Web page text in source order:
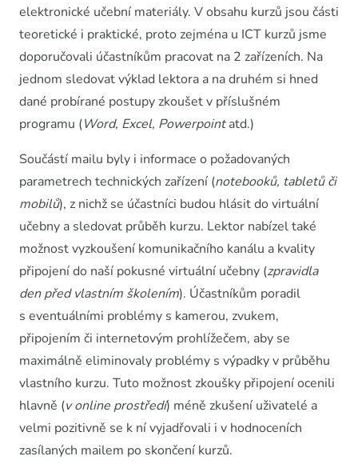
elektronické učební materiály. V obsahu kurzů jsou části
teoretické i praktické, proto zejména u ICT kurzů jsme
doporučovali účastníkům pracovat na 2 zařízeních. Na
jednom sledovat výklad lektora a na druhém si hned
dané probírané postupy zkoušet v příslušném
programu (Word, Excel, Powerpointatd.)
Součástí mailu byly i informace o požadovaných
parametrech technických zařízení (notebooků, tabletů či
mobilů), z nichž se účastníci budou hlásit do virtuální
učebny a sledovat průběh kurzu. Lektor nabízel také
možnost vyzkoušení komunikačního kanálu a kvality
připojení do naší pokusné virtuální učebny (zpravidla
den před vlastním školením). Účastníkům poradil
s eventuálními problémy s kamerou, zvukem,
připojením či internetovým prohlížečem, aby se
maximálně eliminovaly problémy s výpadky v průběhu
vlastního kurzu. Tuto možnost zkoušky připojení ocenili
hlavně (v online prostředí) méně zkušení uživatelé a
velmi pozitivně se k ní vyjadřovali i v hodnoceních
zasílaných mailem po skončení kurzů.